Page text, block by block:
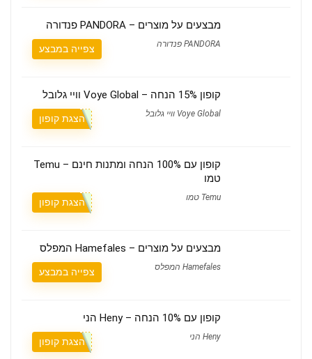
מבצעים על מוצרים – PANDORA פנדורה
PANDORA פנדורה צפייה במבצע
קופון 15% הנחה – Voye Global וויי גלובל
Voye Global וויי גלובל הצגת קופון
קופון עם 100% הנחה ומתנות חינם – Temu
טמו
Temu טמו הצגת קופון
מבצעים על מוצרים – Hamefales המפלס
Hamefales המפלס צפייה במבצע
קופון עם 10% הנחה – Heny הני
Heny הני הצגת קופון